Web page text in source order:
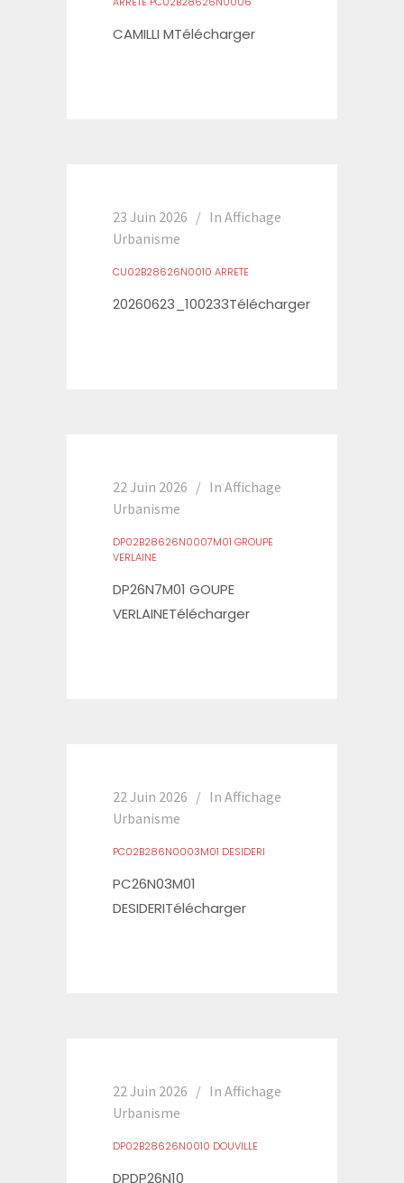
CAMILLI MTélécharger
23 Juin 2026 In Affichage
Urbanisme
CU02B28626N0010 ARRETE
20260623_100233Télécharger
22 Juin 2026 In Affichage
Urbanisme
DP02B28626N0007M01 GROUPE
VERLAINE
DP26N7M01 GOUPE
VERLAINETélécharger
22 Juin 2026 In Affichage
Urbanisme
PC02B286N0003M01 DESIDERI
PC26N03M01
DESIDERITélécharger
22 Juin 2026 In Affichage
Urbanisme
DP02B28626N0010 DOUVILLE
DPDP26N10